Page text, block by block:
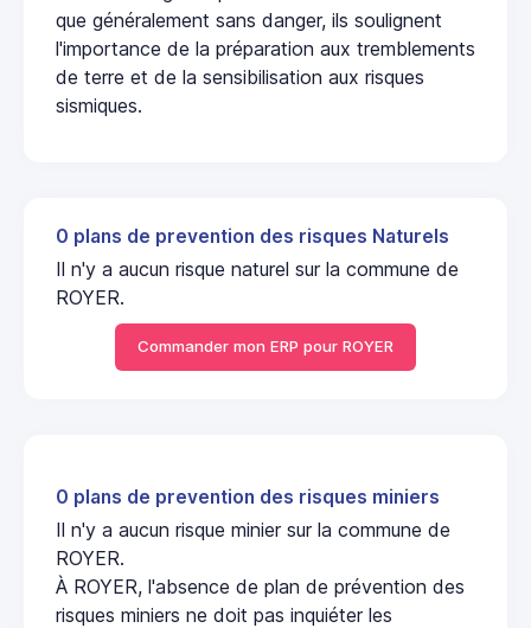
que généralement sans danger, ils soulignent
l'importance de la préparation aux tremblements
de terre et de la sensibilisation aux risques
sismiques.
0 plans de prevention des risques Naturels
Il n'y a aucun risque naturel sur la commune de
ROYER.
Commander mon ERP pour ROYER
0 plans de prevention des risques miniers
Il n'y a aucun risque minier sur la commune de
ROYER.
À ROYER, l'absence de plan de prévention des
risques miniers ne doit pas inquiéter les